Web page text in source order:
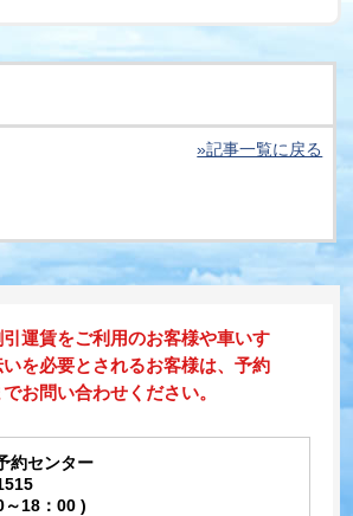
»記事一覧に戻る
引運賃をご利用のお客様や車いす
を必要とされるお客様は、予約
お問い合わせください。
約センター
18：00 )